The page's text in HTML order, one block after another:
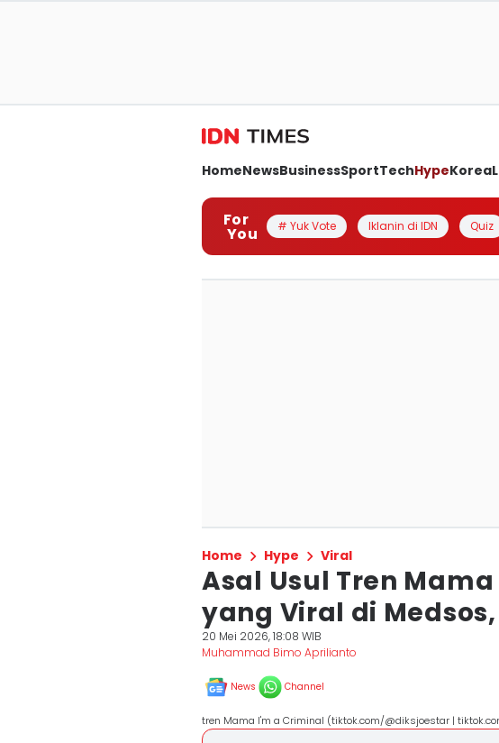
HomeNewsBusinessSportTechHypeKorea
For
You # Yuk Vote Iklanin di IDN Quiz
Home Hype Viral
Asal Usul Tren
yang Viral di
20 Mei 2026, 18:08 WIB
Muhammad Bimo Aprilianto
News Channel
tren Mama I'm a Criminal (tiktok.com/@diksjoestar |